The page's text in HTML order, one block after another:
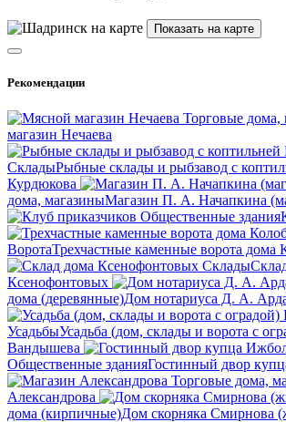
Показать на карте
Рекомендации
Торговые дома,
магазин Нечаева
СкладыРыбные склады и рыбзавод с
Курдюкова
дома, магазиныМагазин П. А. Начапкина
Общественные здания
ВоротаТрехчастные каменные ворота дома
Склады
Ксенофонтовых
дома (деревянные)Дом нотариуса Д. А.
УсадьбыУсадьба (дом, склады и ворота с
Вандышева
Общественные зданияГостинный двор
Торговые дома,
Александрова
дома (кирпичные)Дом скорняка Смирнова